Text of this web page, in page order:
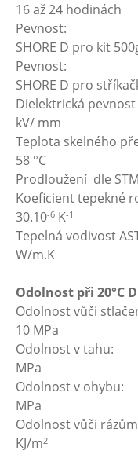
16 až 24 hodinách
SHORE D pro kit
SHORE D pro
Dielektrická
kV/ mm
Teplota
58 °C
Prodloužení
Koeficient
30.10-6 K-1
Tepelná
W/m.K
Odolnost při 20°C
Odolnost
10 MPa
MPa
MPa
Odolnost
KJ/m2